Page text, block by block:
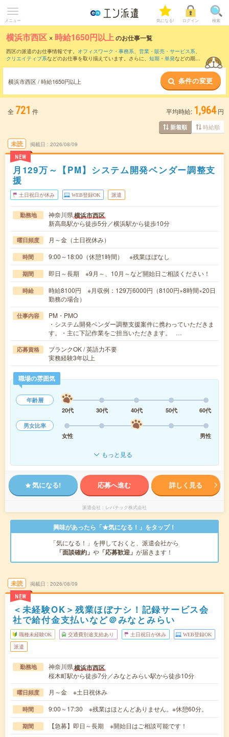
メニュー 気になる! ログイン 検索
横浜市西区 × 時給1650円以上のお仕事一覧
西区の派遣のお仕事情報です。 オフィスワーク・事務系、 営業・販売・サービス系、
クリエイティブ系などのお仕事を取り揃えています。さらに、 短期 ・ 単発などの期間
横浜市西区 / 時給1650円以上 条件の変更
全 721 件 平均時給: 1,964 円
新着順 時給順
未読
NEW
掲載日 2026/08/09
月129万～【PM】システム開発ベンダー調整支
援
土日祝日が休み WEB登録OK 派遣
勤務地 神奈川県横浜市西区
新高島駅から徒歩5分／横浜駅から徒歩10分
曜日頻度 月～金（土日祝休み）
時間 9:00～18:00（休憩1時間） ※残業ほぼなし
期間 即日～長期 ※9月～、10月～など開始日ご相談ください！
時給
時給8100円 ※月収例：129万6000円（8100円×8時間×20日
勤務の場合）
仕事内容
PM・PMO
・システム開発ベンダー調整支援案件に携わっていただきま
す。・主に下記作業をご担当いただきます。 …
応募資格
ブランクOK / 英語力不要
実務経験3年以上
職場の雰囲気
年齢層
20代
30代 40代 50代
60代
男女比率
女性
男性
もっと見る
気になる! 応募へ進む 詳しく見る
派遣会社 レバテック株式会社
興味があったら「★気になる！」をタップ！
「気になる！」を押しておくと、派遣会社から
「面談確約」 や 「応募歓迎」 が届きます！
未読
NEW
掲載日 2026/08/09
＜未経験OK＞残業ほぼナシ！記録サービス会
社で給付金支払いなど＠みなとみらい
職種未経験OK 交通費別途支給あり 土日祝日が休み WEB登録OK
派遣
勤務地 神奈川県横浜市西区
桜木町駅から徒歩7分／みなとみらい駅から徒歩10分
曜日頻度 月～金 ※土日祝休み
時間 9:00～17:30 ※残業はほとんどありません。※休憩60分。
期間 【急募】即日～長期 ※開始日はご相談可能です！